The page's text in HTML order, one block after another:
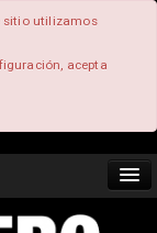
sitio utilizamos
acepta